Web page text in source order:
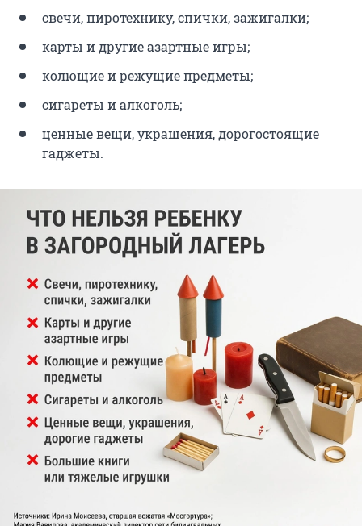
свечи, пиротехнику, спички, зажигалки;
карты и другие азартные игры;
колющие и режущие предметы;
сигареты и алкоголь;
ценные вещи, украшения, дорогостоящие
гаджеты.